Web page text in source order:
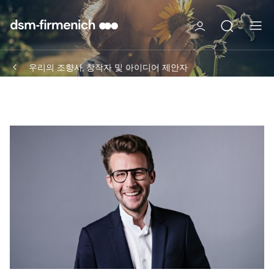
우리의 조향사, 창작자 및 아이디어 제안자